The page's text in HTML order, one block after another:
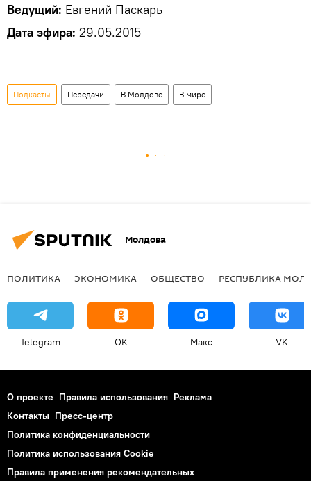
Ведущий: Евгений Паскарь
Дата эфира: 29.05.2015
Подкасты Передачи В Молдове В мире
Молдова
ПОЛИТИКА ЭКОНОМИКА ОБЩЕСТВО РЕСПУБЛИКА
Telegram OK Макс VK
О проекте Правила использования Реклама
Контакты Пресс-центр
Политика конфиденциальности
Политика использования Cookie
Правила применения рекомендательных